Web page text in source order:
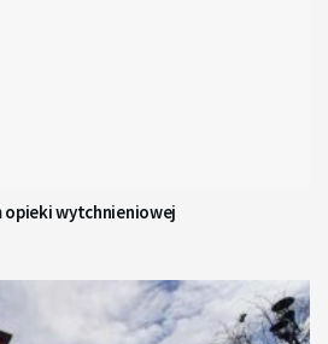
opieki wytchnieniowej